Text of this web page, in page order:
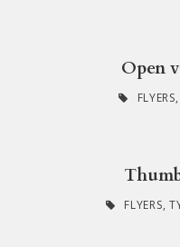
Open
FLYERS,
FLYERS,